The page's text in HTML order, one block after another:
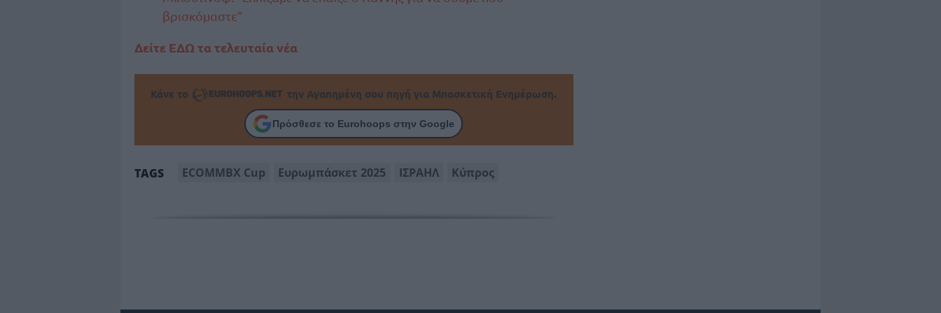
βρισκόμαστε”
Δείτε ΕΔΩ τα τελευταία νέα
Κάνε το την Αγαπημένη σου πηγή για Μπασκετική Ενημέρωση.
Πρόσθεσε το Eurohoops στην Google
TAGS ECOMMBX Cup Ευρωμπάσκετ 2025 ΙΣΡΑΗΛ Κύπρος